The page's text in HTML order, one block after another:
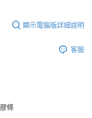
顯示電腦版詳細說明
客服
條